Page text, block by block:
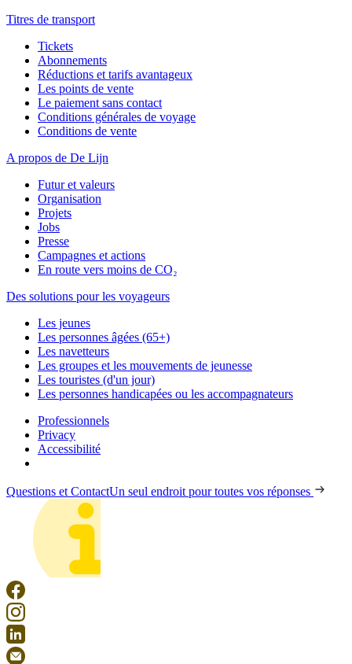
Titres de transport
Tickets
Abonnements
Réductions et tarifs avantageux
Les points de vente
Le paiement sans contact
Conditions générales de voyage
Conditions de vente
A propos de De Lijn
Futur et valeurs
Organisation
Projets
Jobs
Presse
Campagnes et actions
En route vers moins de CO₂
Des solutions pour les voyageurs
Les jeunes
Les personnes âgées (65+)
Les navetteurs
Les groupes et les mouvements de jeunesse
Les touristes (d'un jour)
Les personnes handicapées ou les accompagnateurs
Professionnels
Privacy
Accessibilité
Questions et ContactUn seul endroit pour toutes vos réponses